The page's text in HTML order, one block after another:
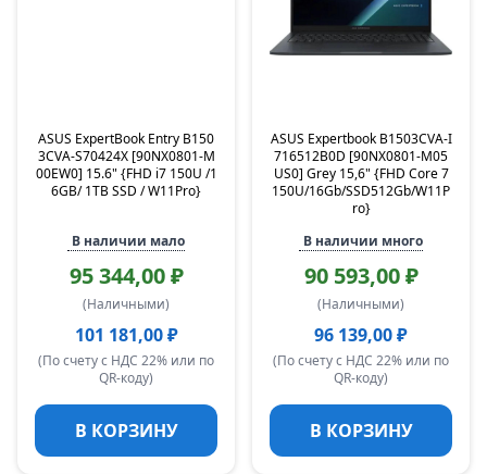
ASUS ExpertBook Entry B150
3CVA-S70424X [90NX0801-M
00EW0] 15.6" {FHD i7 150U /1
6GB/ 1TB SSD / W11Pro}
В наличии мало
95 344,00 ₽
(Наличными)
101 181,00 ₽
(По счету с НДС 22% или по
QR-коду)
В КОРЗИНУ
ASUS Expertbook B1503CVA-I
716512B0D [90NX0801-M05
US0] Grey 15,6" {FHD Core 7
150U/16Gb/SSD512Gb/W11P
ro}
В наличии много
90 593,00 ₽
(Наличными)
96 139,00 ₽
(По счету с НДС 22% или по
QR-коду)
В КОРЗИНУ